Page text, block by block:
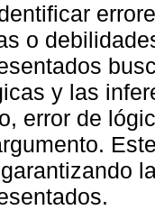
o
y las
error de